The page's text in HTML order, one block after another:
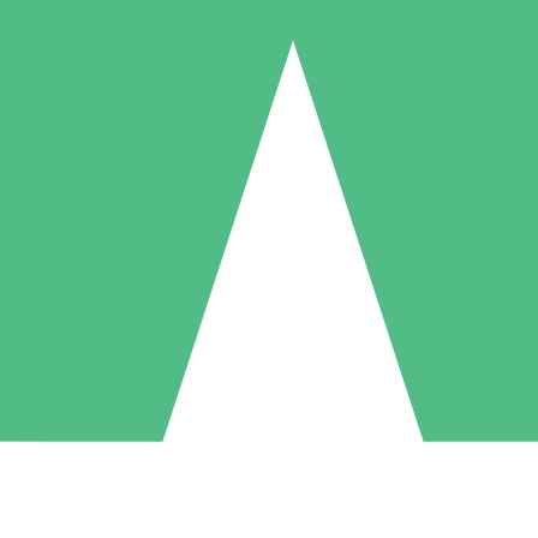
Individuele Creditpakketten
per gebruik met downloadtegoeden. Geen maandelijkse verplichting
5 Downloaden
US$